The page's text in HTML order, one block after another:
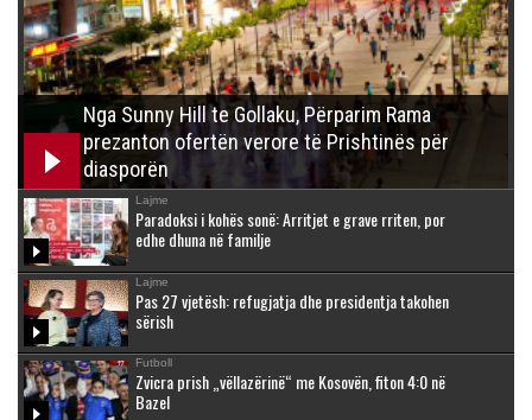
Nga Sunny Hill te Gollaku, Përparim Rama
prezanton ofertën verore të Prishtinës për
diasporën
Lajme
Paradoksi i kohës sonë: Arritjet e grave rriten, por
edhe dhuna në familje
Lajme
Pas 27 vjetësh: refugjatja dhe presidentja takohen
sërish
Futboll
Zvicra prish „vëllazërinë“ me Kosovën, fiton 4:0 në
Bazel